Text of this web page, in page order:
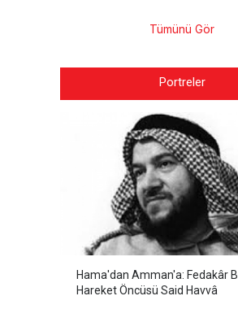
Tümünü Gör
Portreler
Hama'dan Amman'a: Fedakâr
Hareket Öncüsü Said Havvâ